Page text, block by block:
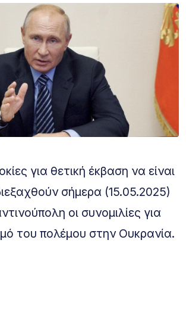
για θετική έκβαση να είναι
σήμερα (15.05.2025)
οι συνομιλίες για
του πολέμου στην Ουκρανία.